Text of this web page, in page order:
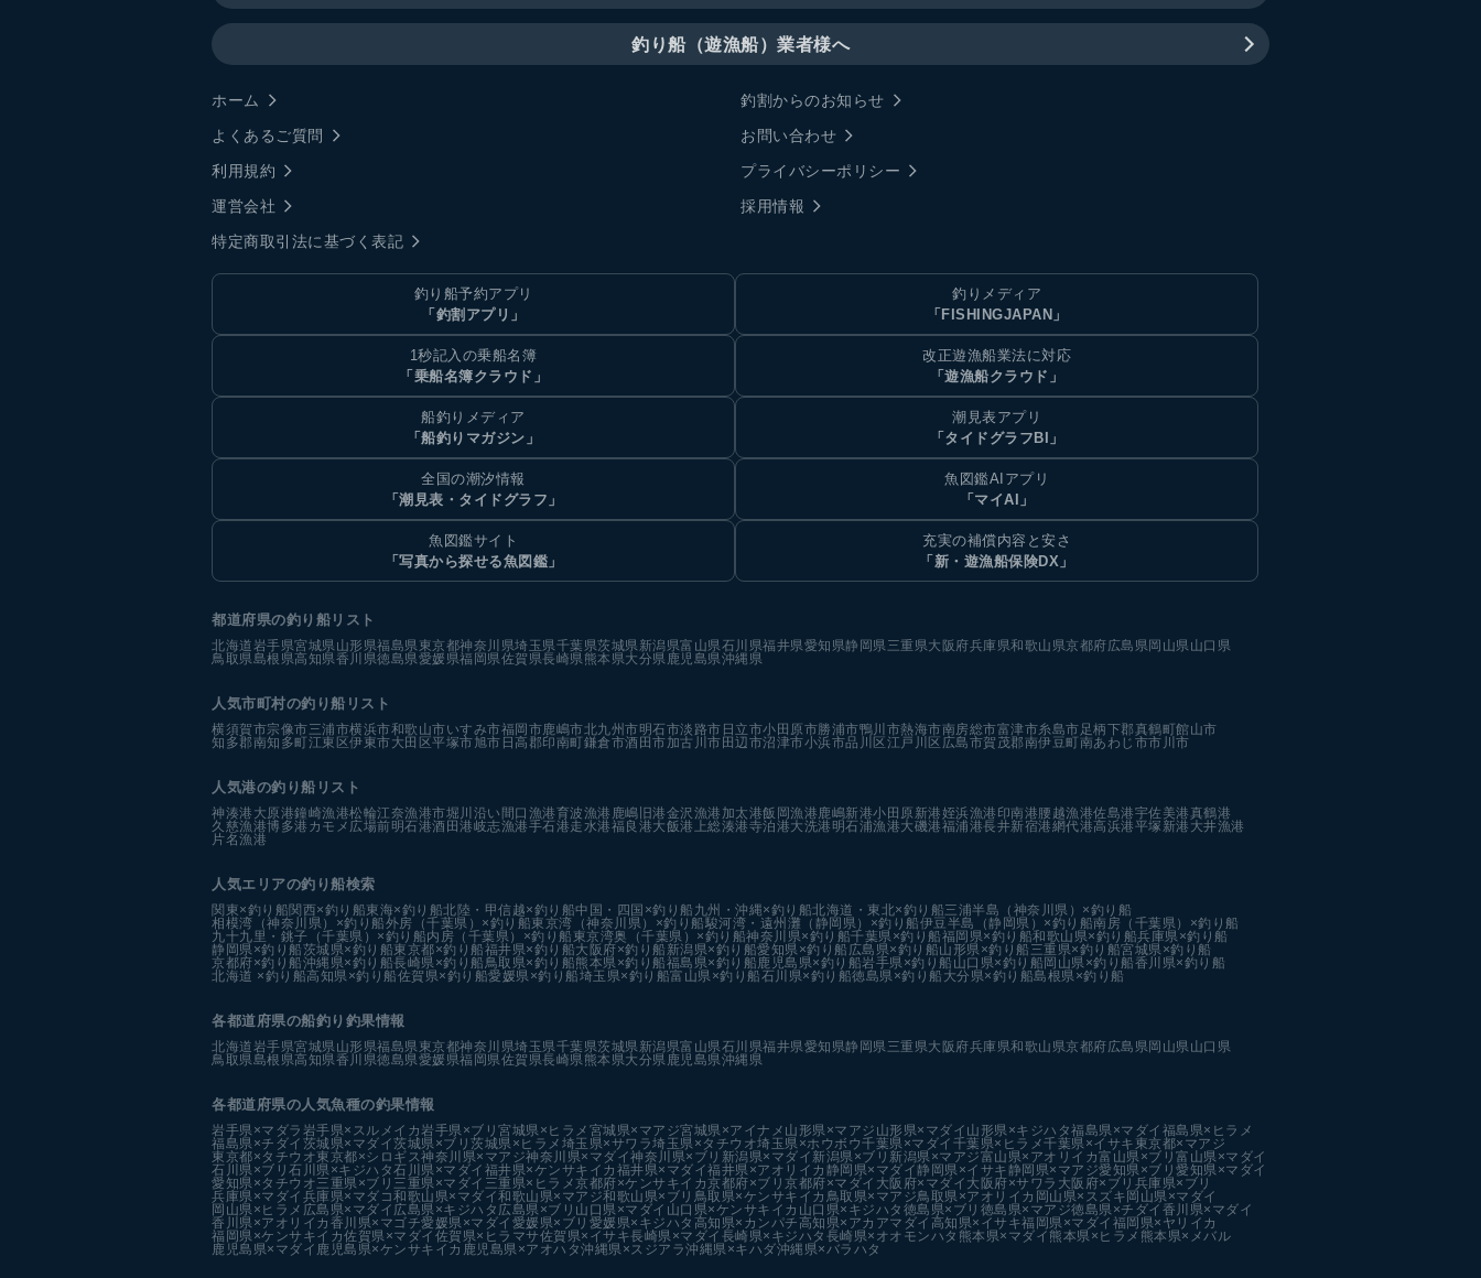
釣り船（遊漁船）業者様へ
ホーム
釣割からのお知らせ
よくあるご質問
お問い合わせ
利用規約
プライバシーポリシー
運営会社
採用情報
特定商取引法に基づく表記
釣り船予約アプリ
「釣割アプリ」
釣りメディア
「FISHINGJAPAN」
1秒記入の乗船名簿
「乗船名簿クラウド」
改正遊漁船業法に対応
「遊漁船クラウド」
船釣りメディア
「船釣りマガジン」
潮見表アプリ
「タイドグラフBI」
全国の潮汐情報
「潮見表・タイドグラフ」
魚図鑑AIアプリ
「マイAI」
魚図鑑サイト
「写真から探せる魚図鑑」
充実の補償内容と安さ
「新・遊漁船保険DX」
都道府県の釣り船リスト
北海道 岩手県宮城県 山形県福島県 東京都神奈川県埼玉県千葉県茨城県 新潟県富山県石川県福井県愛知県静岡県 三重県大阪府兵庫県和歌山県京都府広島県岡山県 山口県
鳥取県島根県高知県香川県徳島県愛媛県福岡県佐賀県長崎県 熊本県大分県 鹿児島県沖縄県
人気市町村の釣り船リスト
横須賀市宗像市三浦市横浜市和歌山市いすみ市福岡市鹿嶋市北九州市明石市淡路市 日立市小田原市勝浦市鴨川市熱海市南房総市富津市糸島市 足柄下郡真鶴町館山市
知多郡南知多町江東区伊東市大田区平塚市旭市 日高郡印南町鎌倉市酒田市加古川市田辺市沼津市小浜市品川区江戸川区 広島市賀茂郡南伊豆町南あわじ市市川市
人気港の釣り船リスト
神湊港 大原港鐘崎漁港松輪江奈漁港市堀川沿い 間口漁港育波漁港 鹿嶋旧港金沢漁港 加太港飯岡漁港 鹿嶋新港小田原新港姪浜漁港 印南港腰越漁港佐島港宇佐美港真鶴港
久慈漁港博多港カモメ広場前明石港酒田港岐志漁港手石港走水港福良港大飯港 上総湊港寺泊港大洗港 明石浦漁港大磯港福浦港長井新宿港網代港高浜港平塚新港 大井漁港
片名漁港
人気エリアの釣り船検索
関東×釣り船関西×釣り船東海×釣り船北陸・甲信越×釣り船中国・四国×釣り船 九州・沖縄×釣り船北海道・東北×釣り船三浦半島（神奈川県）×釣り船
相模湾（神奈川県）×釣り船外房（千葉県）×釣り船東京湾（神奈川県）×釣り船駿河湾・遠州灘（静岡県）×釣り船伊豆半島（静岡県）×釣り船南房（千葉県）×釣り船
九十九里・銚子（千葉県）×釣り船内房（千葉県）×釣り船 東京湾奥（千葉県）×釣り船神奈川県×釣り船千葉県×釣り船福岡県×釣り船和歌山県×釣り船兵庫県×釣り船
静岡県×釣り船茨城県×釣り船東京都×釣り船福井県×釣り船大阪府×釣り船 新潟県×釣り船愛知県×釣り船 広島県×釣り船山形県×釣り船 三重県×釣り船宮城県×釣り船
京都府×釣り船沖縄県×釣り船長崎県×釣り船 鳥取県×釣り船熊本県×釣り船福島県×釣り船 鹿児島県×釣り船岩手県×釣り船 山口県×釣り船岡山県×釣り船香川県×釣り船
北海道 ×釣り船高知県×釣り船佐賀県×釣り船愛媛県×釣り船埼玉県×釣り船富山県×釣り船石川県×釣り船徳島県×釣り船 大分県×釣り船島根県×釣り船
各都道府県の船釣り釣果情報
北海道 岩手県宮城県 山形県福島県 東京都神奈川県埼玉県千葉県茨城県 新潟県富山県石川県福井県愛知県静岡県 三重県大阪府兵庫県和歌山県京都府広島県岡山県 山口県
鳥取県島根県高知県香川県徳島県愛媛県福岡県佐賀県長崎県 熊本県大分県 鹿児島県沖縄県
各都道府県の人気魚種の釣果情報
岩手県×マダラ 岩手県×スルメイカ 岩手県×ブリ 宮城県×ヒラメ 宮城県×マアジ宮城県×アイナメ 山形県×マアジ 山形県×マダイ 山形県×キジハタ福島県×マダイ 福島県×ヒラメ
福島県×チダイ 茨城県×マダイ茨城県×ブリ 茨城県×ヒラメ 埼玉県×サワラ埼玉県×タチウオ埼玉県×ホウボウ千葉県×マダイ 千葉県×ヒラメ千葉県×イサキ 東京都×マアジ
東京都×タチウオ東京都×シロギス神奈川県×マアジ神奈川県×マダイ神奈川県×ブリ 新潟県×マダイ 新潟県×ブリ 新潟県×マアジ富山県×アオリイカ富山県×ブリ 富山県×マダイ
石川県×ブリ 石川県×キジハタ石川県×マダイ 福井県×ケンサキイカ 福井県×マダイ福井県×アオリイカ 静岡県×マダイ静岡県×イサキ静岡県×マアジ愛知県×ブリ 愛知県×マダイ
愛知県×タチウオ三重県×ブリ 三重県×マダイ 三重県×ヒラメ京都府×ケンサキイカ京都府×ブリ 京都府×マダイ 大阪府×マダイ 大阪府×サワラ 大阪府×ブリ 兵庫県×ブリ
兵庫県×マダイ 兵庫県×マダコ和歌山県×マダイ和歌山県×マアジ和歌山県×ブリ 鳥取県×ケンサキイカ 鳥取県×マアジ鳥取県×アオリイカ 岡山県×スズキ岡山県×マダイ
岡山県×ヒラメ 広島県×マダイ 広島県×キジハタ 広島県×ブリ 山口県×マダイ 山口県×ケンサキイカ 山口県×キジハタ 徳島県×ブリ 徳島県×マアジ徳島県×チダイ 香川県×マダイ
香川県×アオリイカ 香川県×マゴチ愛媛県×マダイ 愛媛県×ブリ 愛媛県×キジハタ 高知県×カンパチ高知県×アカアマダイ 高知県×イサキ福岡県×マダイ 福岡県×ヤリイカ
福岡県×ケンサキイカ佐賀県×マダイ 佐賀県×ヒラマサ佐賀県×イサキ長崎県×マダイ 長崎県×キジハタ 長崎県×オオモンハタ 熊本県×マダイ 熊本県×ヒラメ 熊本県×メバル
鹿児島県×マダイ 鹿児島県×ケンサキイカ 鹿児島県×アオハタ沖縄県×スジアラ沖縄県×キハダ沖縄県×バラハタ